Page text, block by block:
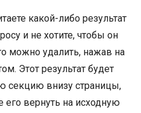
какой-либо результат
и не хотите, чтобы он
можно удалить, нажав на
Этот результат будет
секцию внизу страницы,
вернуть на исходную